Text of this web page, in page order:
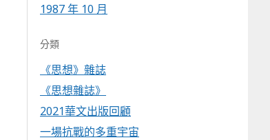
1987 年 10 月
分類
《思想》雜誌
《思想雜誌》
2021華文出版回顧
一場抗戰的多重宇宙